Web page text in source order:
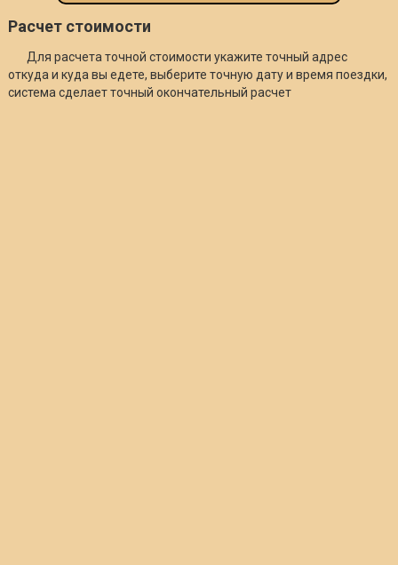
Расчет стоимости
Для расчета точной стоимости укажите точный адрес
откуда и куда вы едете, выберите точную дату и время поездки,
система сделает точный окончательный расчет